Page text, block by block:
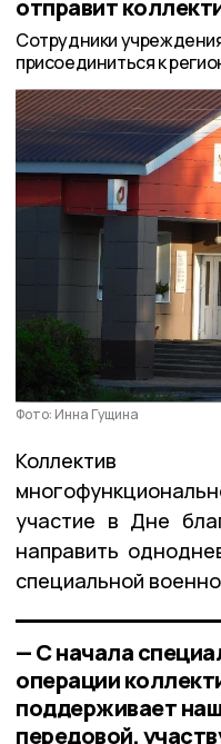
отправит
Сотрудники
присоединиться к
Фото: Инна Гущина
Коллектив
участие в Дне
направить
специальной
— С начала
операции
поддерживает
передовой,